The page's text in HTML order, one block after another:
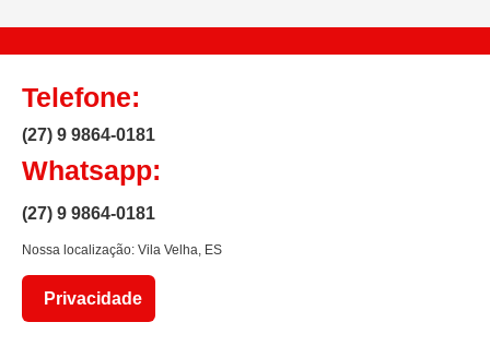
Telefone:
(27) 9 9864-0181
Whatsapp:
(27) 9 9864-0181
Nossa localização: Vila Velha, ES
Privacidade